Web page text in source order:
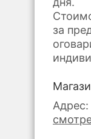
за